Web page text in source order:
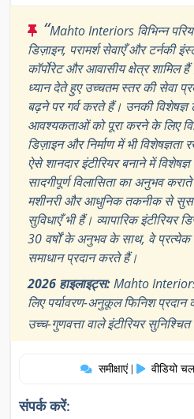
“Mahto Interiors विभिन्न
डिज़ाइन, परामर्श सेवाएँ और टर्नकी
कॉर्पोरेट और आवासीय क्षेत्र शामिल
ध्यान देते हुए उच्चतम स्तर की सेवा
बढ़ने पर गर्व करते हैं। उनकी विशेषज्ञ
आवश्यकताओं को पूरा करने के लिए
डिज़ाइन और निर्माण में भी
ऐसे शानदार इंटीरियर बनाने में
सादगीपूर्ण विलासिता का अनुभव
मशीनरी और आधुनिक तकनीक से
सुविधाएँ भी हैं। व्यापारिक इंटीरियर
30 वर्षों के अनुभव के साथ, वे प्रत्येक
समाधान प्रदान करते हैं।
2026 हाइलाइट्स:Mahto
लिए पर्यावरण-अनुकूल फिनिश
उच्च-गुणवत्ता वाले इंटीरियर
समीक्षाएं | वीडियो
संपर्क करें: